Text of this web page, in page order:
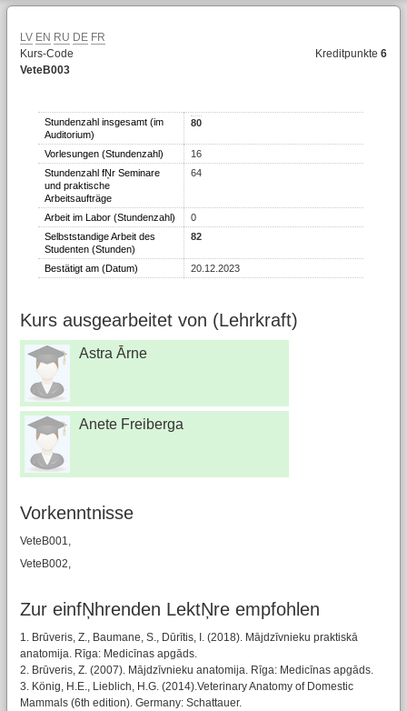
LV EN RU DE FR
Kurs-Code
VeteB003
Kreditpunkte6
Stundenzahl insgesamt (im
Auditorium)
80
Vorlesungen (Stundenzahl)
16
Stundenzahl fŅr Seminare
und praktische
Arbeitsaufträge
64
Arbeit im Labor (Stundenzahl)
0
Selbststandige Arbeit des
Studenten (Stunden)
82
Bestätigt am (Datum) 20.12.2023
Kurs ausgearbeitet von (Lehrkraft)
Astra Ārne
Anete Freiberga
Vorkenntnisse
VeteB001,
VeteB002,
Zur einfŅhrenden LektŅre empfohlen
1. Brūveris, Z., Baumane, S., Dūrītis, I. (2018). Mājdzīvnieku praktiskā
anatomija. Rīga: Medicīnas apgāds.
2. Brūveris, Z. (2007). Mājdzīvnieku anatomija. Rīga: Medicīnas apgāds.
3. König, H.E., Lieblich, H.G. (2014).Veterinary Anatomy of Domestic
Mammals (6th edition). Germany: Schattauer.